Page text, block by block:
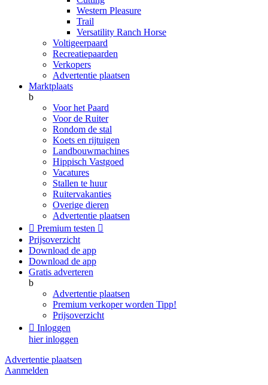
Western Pleasure
Trail
Versatility Ranch Horse
Voltigeerpaard
Recreatiepaarden
Verkopers
Advertentie plaatsen
Marktplaats
b
Voor het Paard
Voor de Ruiter
Rondom de stal
Koets en rijtuigen
Landbouwmachines
Hippisch Vastgoed
Vacatures
Stallen te huur
Ruitervakanties
Overige dieren
Advertentie plaatsen
 Premium testen 
Prijsoverzicht
Download de app
Download de app
Gratis adverteren
b
Advertentie plaatsen
Premium verkoper worden Tipp!
Prijsoverzicht
 Inloggen
hier inloggen
Advertentie plaatsen
Aanmelden